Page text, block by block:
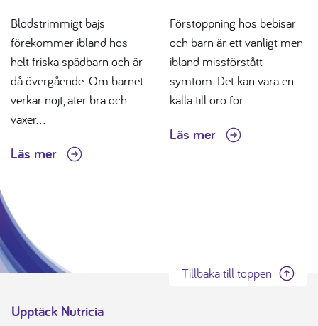
Blodstrimmigt bajs
förekommer ibland hos
helt friska spädbarn och är
då övergående. Om barnet
verkar nöjt, äter bra och
växer...
Läs mer
Förstoppning hos bebisar
och barn är ett vanligt men
ibland missförstått
symtom. Det kan vara en
källa till oro för...
Läs mer
Tillbaka till toppen
Upptäck Nutricia